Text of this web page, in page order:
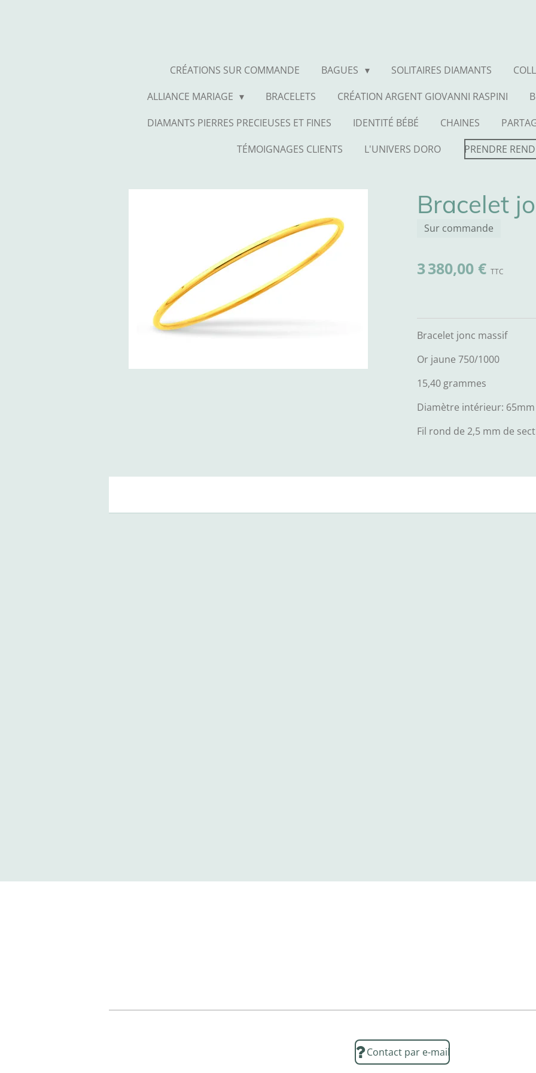
CRÉATIONS SUR COMMANDE BAGUES SOLITAIRES DIAMANTS
ALLIANCE MARIAGE
BRACELETS CRÉATION ARGENT GIOVANNI RASPINI
DIAMANTS PIERRES PRECIEUSES ET FINES
IDENTITÉ BÉBÉ CHAINES
TÉMOIGNAGES CLIENTS
L'UNIVERS DORO PRENDRE
Bracelet
Sur commande
3 380,00 €
Bracelet jonc massif
Or jaune 750/1000
15,40 grammes
Diamètre intérieur: 65mm
Fil rond de 2,5 mm de
Contact par e-mail